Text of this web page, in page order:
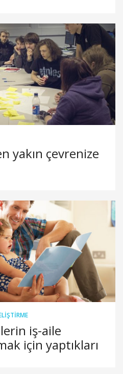
yakın çevrenize
iş-aile
için yaptıkları